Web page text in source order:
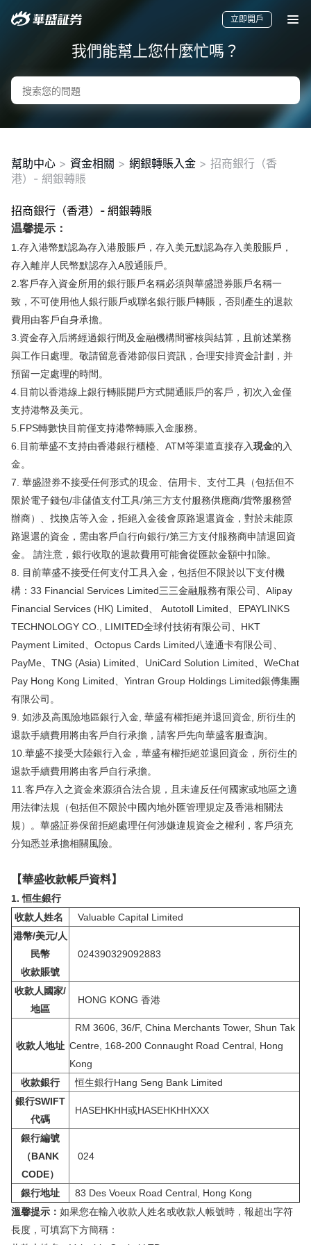
要聞
快訊
美股
港股
新股
華盛APls
低時延極速交易系統
概述
AM 資產管理服務
ECM 股權資本市場服務
FICC 固定收益、外匯和大宗商品服務
WM 財富管理服務
關於我們
媒體報導
立即開戶
我們能幫上您什麼忙嗎？
幫助中心 > 資金相關 > 網銀轉賬入金 > 招商銀行（香
港）- 網銀轉賬
招商銀行（香港）- 網銀轉賬
温馨提示：
1.存入港幣默認為存入港股賬戶，存入美元默認為存入美股賬戶，
存入離岸人民幣默認存入A股通賬戶。
2.客戶存入資金所用的銀行賬戶名稱必須與華盛證券賬戶名稱一
致，不可使用他人銀行賬戶或聯名銀行賬戶轉賬，否則產生的退款
費用由客戶自身承擔。
3.資金存入后將經過銀行間及金融機構間審核與結算，且前述業務
與工作日處理。敬請留意香港節假日資訊，合理安排資金計劃，并
預留一定處理的時間。
4.目前以香港線上銀行轉賬開戶方式開通賬戶的客戶，初次入金僅
支持港幣及美元。
5.FPS轉數快目前僅支持港幣轉賬入金服務。
6.目前華盛不支持由香港銀行櫃檯、ATM等渠道直接存入現金的入
金。
7. 華盛證券不接受任何形式的現金、信用卡、支付工具（包括但不
限於電子錢包/非儲值支付工具/第三方支付服務供應商/貨幣服務營
辦商）、找換店等入金，拒絕入金後會原路退還資金，對於未能原
路退還的資金，需由客戶自行向銀行/第三方支付服務商申請退回資
金。 請注意，銀行收取的退款費用可能會從匯款金額中扣除。
8. 目前華盛不接受任何支付工具入金，包括但不限於以下支付機
構：33 Financial Services Limited三三金融服務有限公司、Alipay
Financial Services (HK) Limited、 Autotoll Limited、EPAYLINKS
TECHNOLOGY CO., LIMITED全球付技術有限公司、HKT
Payment Limited、Octopus Cards Limited八達通卡有限公司、
PayMe、TNG (Asia) Limited、UniCard Solution Limited、WeChat
Pay Hong Kong Limited、Yintran Group Holdings Limited銀傳集團
有限公司。
9. 如涉及高風險地區銀行入金, 華盛有權拒絕并退回資金, 所衍生的
退款手續費用將由客戶自行承擔，請客戶先向華盛客服查詢。
10.華盛不接受大陸銀行入金，華盛有權拒絕並退回資金，所衍生的
退款手續費用將由客戶自行承擔。
11.客戶存入之資金來源須合法合規，且未違反任何國家或地區之適
用法律法規（包括但不限於中國內地外匯管理規定及香港相關法
規）。華盛証券保留拒絕處理任何涉嫌違規資金之權利，客戶須充
分知悉並承擔相關風險。
【華盛收款帳戶資料】
1. 恒生銀行
收款人姓名
Valuable Capital Limited
港幣/美元/人
民幣
收款賬號
024390329092883
收款人國家/
地區
HONG KONG 香港
收款人地址
RM 3606, 36/F, China Merchants Tower, Shun Tak
Centre, 168-200 Connaught Road Central, Hong
Kong
收款銀行
恒生銀行Hang Seng Bank Limited
銀行SWIFT
代碼
HASEHKHH或HASEHKHHXXX
銀行編號
（BANK
CODE）
024
銀行地址
83 Des Voeux Road Central, Hong Kong
溫馨提示： 如果您在輸入收款人姓名或收款人帳號時，報超出字符
長度，可填寫下方簡稱：